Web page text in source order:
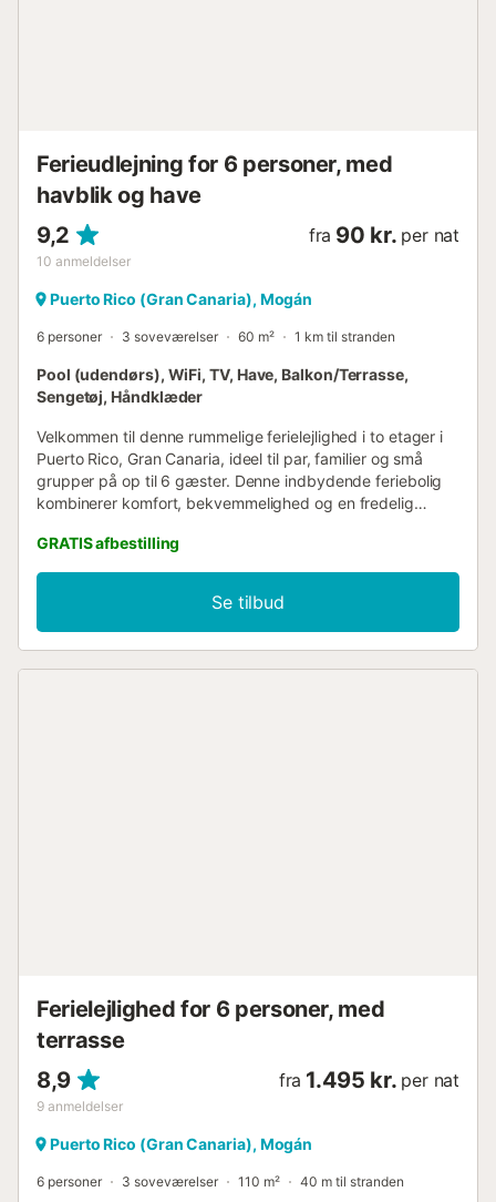
Ferieudlejning for 6 personer, med
havblik og have
9,2
10 anmeldelser
fra 90 kr. per nat
Puerto Rico (Gran Canaria), Mogán
6 personer 3 soveværelser 60 m² 1 km til stranden
Pool (udendørs), WiFi, TV, Have, Balkon/Terrasse,
Sengetøj, Håndklæder
Velkommen til denne rummelige ferielejlighed i to etager i
Puerto Rico, Gran Canaria, ideel til par, familier og små
grupper på op til 6 gæster. Denne indbydende feriebolig
kombinerer komfort, bekvemmelighed og en fredelig
alt, hvad sydlige Gran Canaria har at tilbyde. Lejligheden
er fordelt på to etager forbundet med en intern trappe. I
stueetagen finder du et rummeligt, fuldt udstyret åbent
køkken, et separat gæstetoilet, et vaskerum, en lys og
behagelig opholdsstue samt direkte adgang til en privat
GRATIS afbestilling
Se tilbud
Ferielejlighed for 6 personer, med
terrasse
8,9
9 anmeldelser
fra 1.495 kr. per nat
Puerto Rico (Gran Canaria), Mogán
6 personer 3 soveværelser 110 m² 40 m til stranden